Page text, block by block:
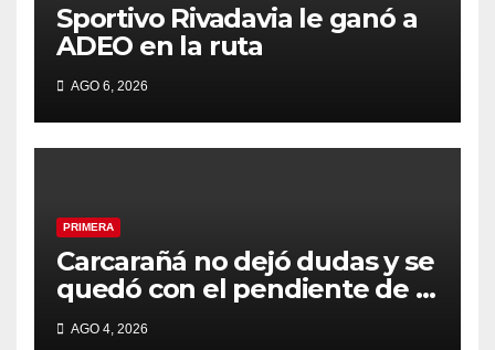
Sportivo Rivadavia le ganó a
ADEO en la ruta
AGO 6, 2026
PRIMERA
Carcarañá no dejó dudas y se
quedó con el pendiente de la
segunda fecha
AGO 4, 2026